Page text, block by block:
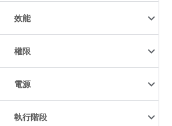
效能
權限
電源
執行階段